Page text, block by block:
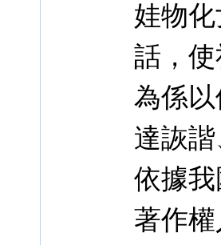
娃物
話，
為係
達詼
依據
著作